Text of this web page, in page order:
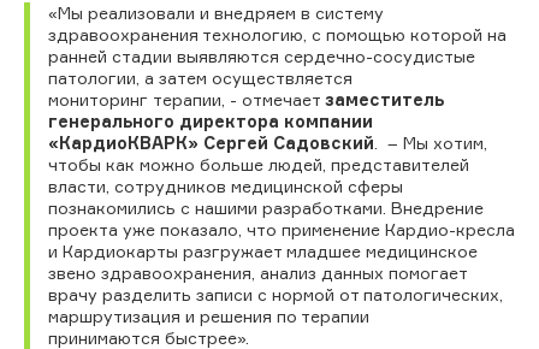
«Мы реализовали и внедряем в систему
здравоохранения технологию, с помощью которой на
ранней стадии выявляются сердечно-сосудистые
патологии, а затем осуществляется
мониторинг терапии, - отмечает заместитель
генерального директора компании
«КардиоКВАРК» Сергей Садовский . – Мы хотим,
чтобы как можно больше людей, представителей
власти, сотрудников медицинской сферы
познакомились с нашими разработками. Внедрение
проекта уже показало, что применение Кардио-кресла
и Кардиокарты разгружает младшее медицинское
звено здравоохранения, анализ данных помогает
врачу разделить записи с нормой от патологических,
маршрутизация и решения по терапии
принимаются быстрее».